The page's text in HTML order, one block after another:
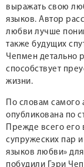
выражать свою
языков. Автор
любви лучше
также будущих
Чепмен детально
способствует
жизни.
По словам самого
опубликована по
Прежде всего
супружеских пар
языков любви»
побудили Гэри